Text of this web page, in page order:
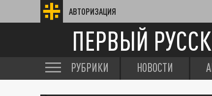
АВТОРИЗАЦИЯ
ПЕРВЫЙ
РУБРИКИ НОВОСТИ